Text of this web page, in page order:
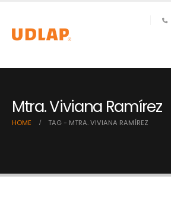
Mtra. Viviana Ramírez
HOME TAG - MTRA. VIVIANA RAMÍREZ